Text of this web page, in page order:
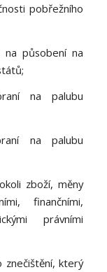
pobřežního
na působení na
na palubu
na palubu
zboží, měny
finančními,
právními
znečištění, který